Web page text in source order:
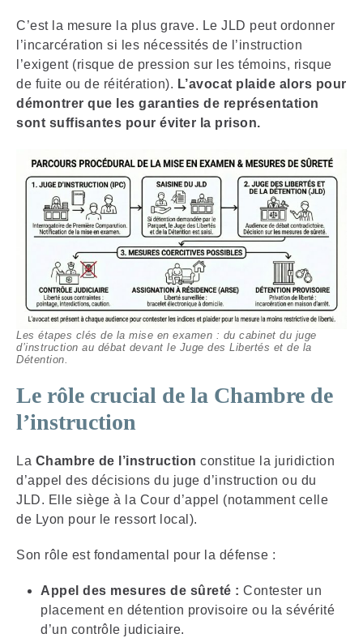
C’est la mesure la plus grave. Le JLD peut ordonner
l’incarcération si les nécessités de l’instruction
l’exigent (risque de pression sur les témoins, risque
de fuite ou de réitération). L’avocat plaide alors pour
démontrer que les garanties de représentation
sont suffisantes pour éviter la prison.
Les étapes clés de la mise en examen : du cabinet du juge
d’instruction au débat devant le Juge des Libertés et de la
Détention.
Le rôle crucial de la Chambre de
l’instruction
La Chambre de l’instruction constitue la juridiction
d’appel des décisions du juge d’instruction ou du
JLD. Elle siège à la Cour d’appel (notamment celle
de Lyon pour le ressort local).
Son rôle est fondamental pour la défense :
Appel des mesures de sûreté : Contester un
placement en détention provisoire ou la sévérité
d’un contrôle judiciaire.